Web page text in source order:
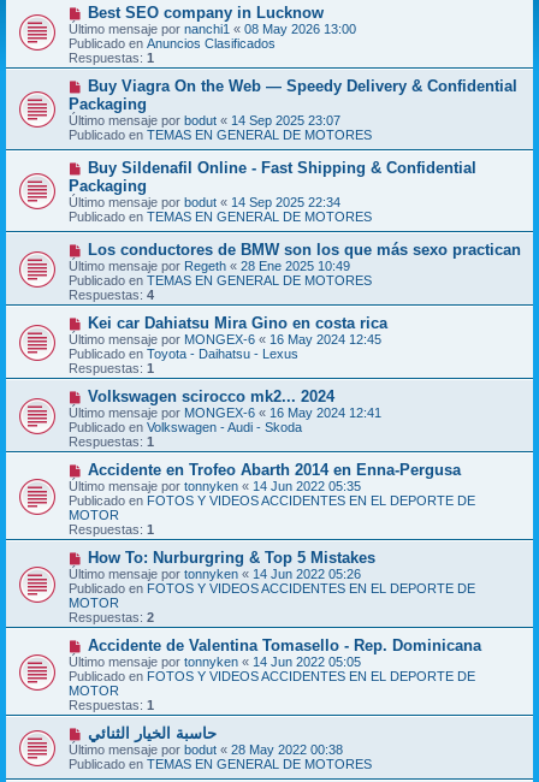
N
u
e
v
o
m
e
n
s
a
j
Best SEO company in Lucknow
Último mensaje por nanchi1 « 08 May 2026 13:00
Publicado en Anuncios Clasificados
Respuestas: 1
N
e
v
o
m
n
s
a
e
Buy Viagra On the Web — Speedy Delivery & Confidential
Packaging
Último mensaje por bodut « 14 Sep 2025 23:07
Publicado en TEMAS EN GENERAL DE MOTORES
N
e
v
o
m
n
s
a
j
Buy Sildenafil Online - Fast Shipping & Confidential
Packaging
Último mensaje por bodut « 14 Sep 2025 22:34
Publicado en TEMAS EN GENERAL DE MOTORES
N
u
e
v
o
m
e
n
s
a
e
Los conductores de BMW son los que más sexo practican
Último mensaje por Regeth « 28 Ene 2025 10:49
Publicado en TEMAS EN GENERAL DE MOTORES
Respuestas: 4
N
u
e
v
o
m
e
n
s
a
e
Kei car Dahiatsu Mira Gino en costa rica
Último mensaje por MONGEX-6 « 16 May 2024 12:45
Publicado en Toyota - Daihatsu - Lexus
Respuestas: 1
N
u
e
v
o
m
e
n
s
a
j
e
Volkswagen scirocco mk2... 2024
Último mensaje por MONGEX-6 « 16 May 2024 12:41
Publicado en Volkswagen - Audi - Skoda
Respuestas: 1
N
u
e
v
o
m
e
n
s
a
j
e
Accidente en Trofeo Abarth 2014 en Enna-Pergusa
Último mensaje por tonnyken « 14 Jun 2022 05:35
Publicado en FOTOS Y VIDEOS ACCIDENTES EN EL DEPORTE DE
MOTOR
Respuestas: 1
N
u
e
v
o
m
n
s
a
j
e
How To: Nurburgring & Top 5 Mistakes
Último mensaje por tonnyken « 14 Jun 2022 05:26
Publicado en FOTOS Y VIDEOS ACCIDENTES EN EL DEPORTE DE
MOTOR
Respuestas: 2
N
u
e
v
o
m
n
s
a
Accidente de Valentina Tomasello - Rep. Dominicana
Último mensaje por tonnyken « 14 Jun 2022 05:05
Publicado en FOTOS Y VIDEOS ACCIDENTES EN EL DEPORTE DE
MOTOR
Respuestas: 1
u
e
v
حاسبة الخيار الثنائي
Último mensaje por bodut « 28 May 2022 00:38
Publicado en TEMAS EN GENERAL DE MOTORES